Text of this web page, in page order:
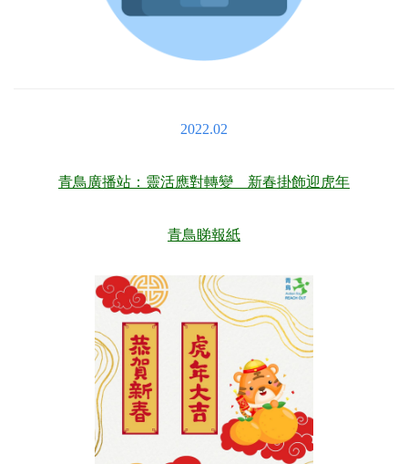
2022.02
青鳥廣播站：靈活應對轉變 新春掛飾迎虎年
青鳥睇報紙